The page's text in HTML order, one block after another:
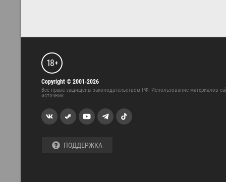
18 +
Copyright © 2001-2026
Все права защищены законодательством РФ. Использование материалов
источник.
ПОДДЕРЖКА